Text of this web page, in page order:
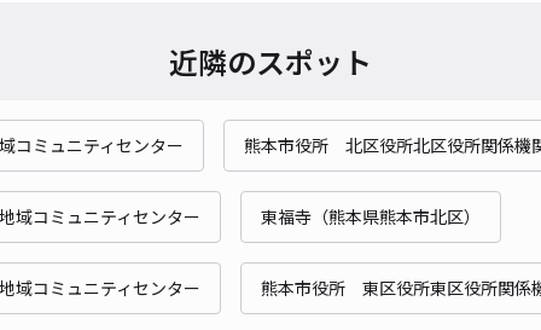
エ
貸出
近隣のスポット
コミュニティセンター 熊本市役所 北区役所北区役所関係機
域コミュニティセンター 東福寺（熊本県熊本市北区）
域コミュニティセンター 熊本市役所 東区役所東区役所関係